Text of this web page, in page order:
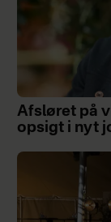
Afsløret på
opsigt i nyt